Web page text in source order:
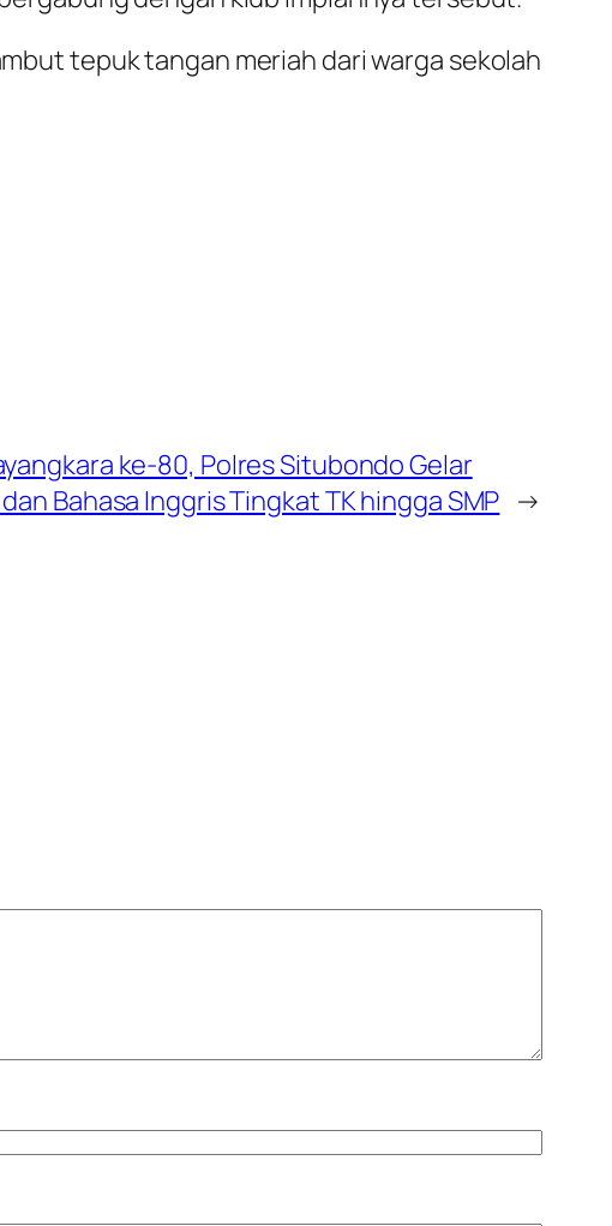
tepuk tangan meriah dari warga sekolah
ke-80, Polres Situbondo Gelar
Bahasa Inggris Tingkat TK hingga SMP →